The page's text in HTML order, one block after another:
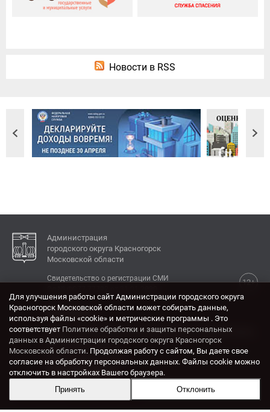
Новости в RSS
Администрация
городского округа Красногорск
Московской области
12+
Свидетельство о регистрации СМИ
КОНТАКТЫ
Адрес: 143404, Московская область, г. Красногорск,
ул. Ленина, дом 4.
Электронная почта:
krasrn@mosreg.ru
Разработка и поддержка сайта ADN
Для улучшения работы сайт Администрации городского округа
Красногорск Московской области может собирать данные,
используя файлы «cookie» и метрические программы . Это
соответствует Политике обработки и защиты персональных
данных в Администрации городского округа Красногорск
Московской области. Продолжая работу с сайтом, Вы даете свое
согласие на обработку персональных данных. Файлы cookie можно
отключить в настройках Вашего браузера.
Принять
Отклонить